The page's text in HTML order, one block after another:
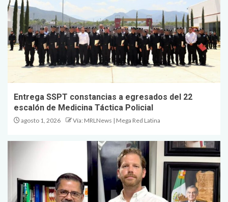
Entrega SSPT constancias a egresados del 22
escalón de Medicina Táctica Policial
agosto 1, 2026 Vía: MRLNews | Mega Red Latina